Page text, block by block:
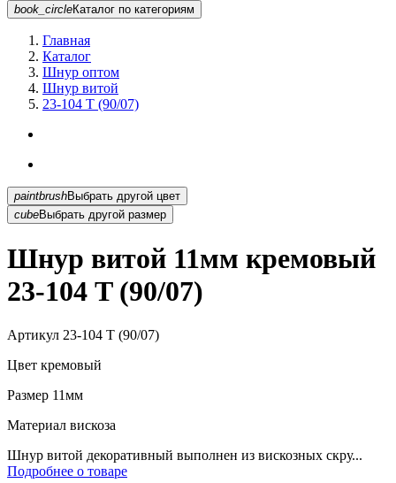
book_circleКаталог по категориям
Главная
Каталог
Шнур оптом
Шнур витой
23-104 T (90/07)
paintbrush
Выбрать другой цвет
cubeВыбрать другой размер
Шнур витой 11мм кремовый
23-104 T (90/07)
Артикул 23-104 T (90/07)
Цвет кремовый
Размер 11мм
Материал вискоза
Шнур витой декоративный выполнен из вискозных скру...
Подробнее о товаре